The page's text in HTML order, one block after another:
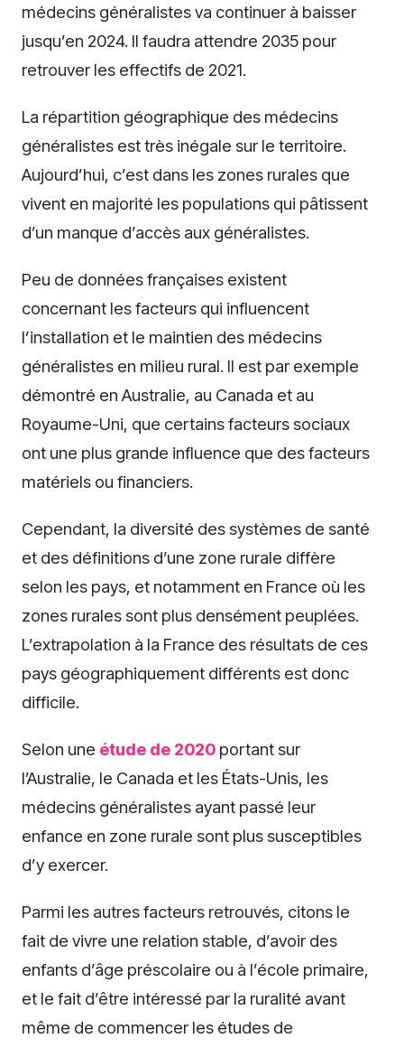
médecins généralistes va continuer à baisser
jusqu’en 2024. Il faudra attendre 2035 pour
retrouver les effectifs de 2021.
La répartition géographique des médecins
généralistes est très inégale sur le territoire.
Aujourd’hui, c’est dans les zones rurales que
vivent en majorité les populations qui pâtissent
d’un manque d’accès aux généralistes.
Peu de données françaises existent
concernant les facteurs qui influencent
l’installation et le maintien des médecins
généralistes en milieu rural. Il est par exemple
démontré en Australie, au Canada et au
Royaume-Uni, que certains facteurs sociaux
ont une plus grande influence que des facteurs
matériels ou financiers.
Cependant, la diversité des systèmes de santé
et des définitions d’une zone rurale diffère
selon les pays, et notamment en France où les
zones rurales sont plus densément peuplées.
L’extrapolation à la France des résultats de ces
pays géographiquement différents est donc
difficile.
Selon une étude de 2020 portant sur
l’Australie, le Canada et les États-Unis, les
médecins généralistes ayant passé leur
enfance en zone rurale sont plus susceptibles
d’y exercer.
Parmi les autres facteurs retrouvés, citons le
fait de vivre une relation stable, d’avoir des
enfants d’âge préscolaire ou à l’école primaire,
et le fait d’être intéressé par la ruralité avant
même de commencer les études de